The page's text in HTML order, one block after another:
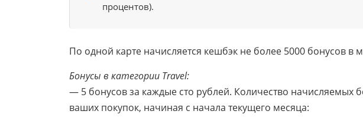
процентов).
По одной карте начисляется кешбэк не более 5000 бонусов в
Бонусы в категории Travel:
— 5 бонусов за каждые сто рублей. Количество начисляемых
ваших покупок, начиная с начала текущего месяца: